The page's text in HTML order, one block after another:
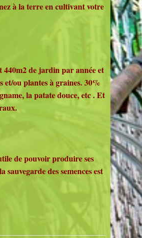
à la terre en cultivant votre
440m2 de jardin par année et
ou plantes à graines. 30%
la patate douce, etc . Et
de pouvoir produire ses
des semences est